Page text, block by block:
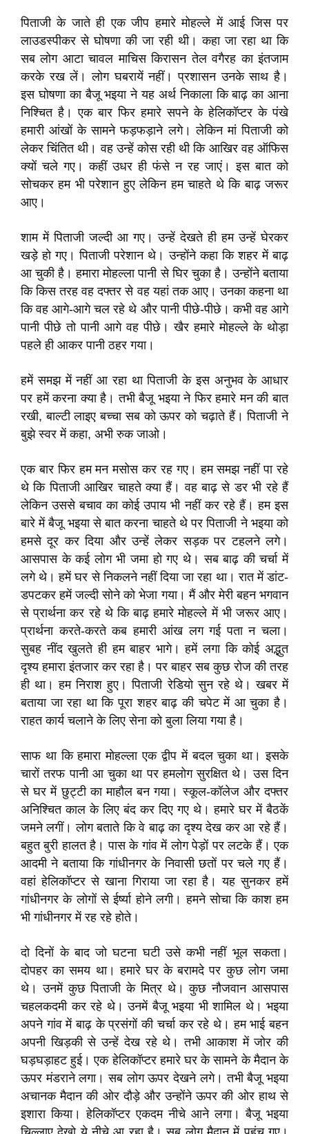
पिताजी के जाते ही एक जीप हमारे मोहल्ले में आई जिस पर
लाउडस्पीकर से घोषणा की जा रही थी। कहा जा रहा था कि
सब लोग आटा चावल माचिस किरासन तेल वगैरह का इंतजाम
करके रख लें। लोग घबरायें नहीं। प्रशासन उनके साथ है।
इस घोषणा का बैजू भइया ने यह अर्थ निकाला कि बाढ़ का आना
निश्चित है। एक बार फिर हमारे सपने के हेलिकॉप्टर के पंखे
हमारी आंखों के सामने फड़फड़ाने लगे। लेकिन मां पिताजी को
लेकर चिंतित थी। वह उन्हें कोस रही थी कि आखिर वह ऑफिस
क्यों चले गए। कहीं उधर ही फंसे न रह जाएं। इस बात को
सोचकर हम भी परेशान हुए लेकिन हम चाहते थे कि बाढ़ जरूर
आए।
शाम में पिताजी जल्दी आ गए। उन्हें देखते ही हम उन्हें घेरकर
खड़े हो गए। पिताजी परेशान थे। उन्होंने कहा कि शहर में बाढ़
आ चुकी है। हमारा मोहल्ला पानी से घिर चुका है। उन्होंने बताया
कि किस तरह वह दफ्तर से वह यहां तक आए। उनका कहना था
कि वह आगे-आगे चल रहे थे और पानी पीछे-पीछे। कभी वह आगे
पानी पीछे तो पानी आगे वह पीछे। खैर हमारे मोहल्ले के थोड़ा
पहले ही आकर पानी ठहर गया।
हमें समझ में नहीं आ रहा था पिताजी के इस अनुभव के आधार
पर हमें करना क्या है। तभी बैजू भइया ने फिर हमारे मन की बात
रखी, बाल्टी लाइए बच्चा सब को ऊपर को चढ़ाते हैं। पिताजी ने
बुझे स्वर में कहा, अभी रुक जाओ।
एक बार फिर हम मन मसोस कर रह गए। हम समझ नहीं पा रहे
थे कि पिताजी आखिर चाहते क्या हैं। वह बाढ़ से डर भी रहे हैं
लेकिन उससे बचाव का कोई उपाय भी नहीं कर रहे हैं। हम इस
बारे में बैजू भइया से बात करना चाहते थे पर पिताजी ने भइया को
हमसे दूर कर दिया और उन्हें लेकर सड़क पर टहलने लगे।
आसपास के कई लोग भी जमा हो गए थे। सब बाढ़ की चर्चा में
लगे थे। हमें घर से निकलने नहीं दिया जा रहा था। रात में डांट-
डपटकर हमें जल्दी सोने को भेजा गया। मैं और मेरी बहन भगवान
से प्रार्थना कर रहे थे कि बाढ़ हमारे मोहल्ले में भी जरूर आए।
प्रार्थना करते-करते कब हमारी आंख लग गई पता न चला।
सुबह नींद खुलते ही हम बाहर भागे। हमें लगा कि कोई अद्भुत
दृश्य हमारा इंतजार कर रहा है। पर बाहर सब कुछ रोज की तरह
ही था। हम निराश हुए। पिताजी रेडियो सुन रहे थे। खबर में
बताया जा रहा था कि पूरा शहर बाढ़ की चपेट में आ चुका है।
राहत कार्य चलाने के लिए सेना को बुला लिया गया है।
साफ था कि हमारा मोहल्ला एक द्वीप में बदल चुका था। इसके
चारों तरफ पानी आ चुका था पर हमलोग सुरक्षित थे। उस दिन
से घर में छुट्टी का माहौल बन गया। स्कूल-कॉलेज और दफ्तर
अनिश्चित काल के लिए बंद कर दिए गए थे। हमारे घर में बैठकें
जमने लगीं। लोग बताते कि वे बाढ़ का दृश्य देख कर आ रहे हैं।
बहुत बुरी हालत है। पास के गांव में लोग पेड़ों पर लटके हैं। एक
आदमी ने बताया कि गांधीनगर के निवासी छतों पर चले गए हैं।
वहां हेलिकॉप्टर से खाना गिराया जा रहा है। यह सुनकर हमें
गांधीनगर के लोगों से ईर्ष्या होने लगी। हमने सोचा कि काश हम
भी गांधीनगर में रह रहे होते।
दो दिनों के बाद जो घटना घटी उसे कभी नहीं भूल सकता।
दोपहर का समय था। हमारे घर के बरामदे पर कुछ लोग जमा
थे। उनमें कुछ पिताजी के मित्र थे। कुछ नौजवान आसपास
चहलकदमी कर रहे थे। उनमें बैजू भइया भी शामिल थे। भइया
अपने गांव में बाढ़ के प्रसंगों की चर्चा कर रहे थे। हम भाई बहन
अपनी खिड़की से उन्हें देख रहे थे। तभी आकाश में जोर की
घड़घड़ाहट हुई। एक हेलिकॉप्टर हमारे घर के सामने के मैदान के
ऊपर मंडराने लगा। सब लोग ऊपर देखने लगे। तभी बैजू भइया
अचानक मैदान की ओर दौड़े और उन्होंने ऊपर की ओर हाथ से
इशारा किया। हेलिकॉप्टर एकदम नीचे आने लगा। बैजू भइया